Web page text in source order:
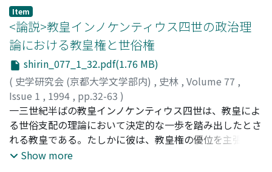
ど、元老制度の構造と機能について考察しようとするもの
である。元老制度は、日清戦争前後に明治天皇によって作
られ始めたが、一八九八年に確立したときに主導権を握っ
ていたのは、伊藤博文らの元老であった。天皇の厚い信任
を得ていた伊藤は、元老中最も高い位置づけを得た。山県
系官僚閥を率いる山県有朋でさえ、伊藤の格式に並ぶこと
はなかった。しかし日露戦争後は、元老の政治力の衰退が
現れ、明治天皇が制度運用の実権を握った。その天皇の信
任を背景として政治的に台頭していくのが、桂太郎であ
る。そのことが山県有朋ら元老の反発を買い、大正政変で
桂が失脚させられていく重要な背景となった。
Item
<論説>教皇インノケンティウス四世の政治理
論における教皇権と世俗権
shirin_077_1_32.pdf(1.76 MB)
( 史学研究会 (京都大学文学部内) , 史林 , Volume 77 ,
Issue 1 , 1994 , pp.32-63 )
尾崎, 秀夫;OZAKI, Hideo;オザキ, ヒデオ
一三世紀半ばの教皇インノケンティウス四世は、教皇によ
る世俗支配の理論において決定的な一歩を踏み出したとさ
れる教皇である。たしかに彼は、教皇権の優位を主張し、
またリヨン公会議で皇帝フリードリヒ二世の廃位を宣言し
Show more